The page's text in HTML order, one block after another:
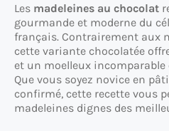
Les madeleines au chocolat
gourmande et moderne du
français. Contrairement aux
cette variante chocolatée
et un moelleux
Que vous soyez novice en
confirmé, cette recette vous
madeleines dignes des